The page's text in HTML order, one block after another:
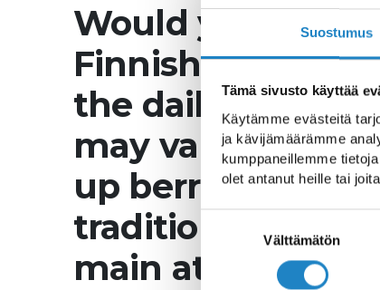
Suostumus
Tämä sivusto käyttää
Käytämme evästeitä
ja kävijämäärämme
kumppaneillemme
olet antanut heille tai
Välttämätön
Would you like
Finnish family?
the daily
may vary from
up berries and
traditional
main attractions.